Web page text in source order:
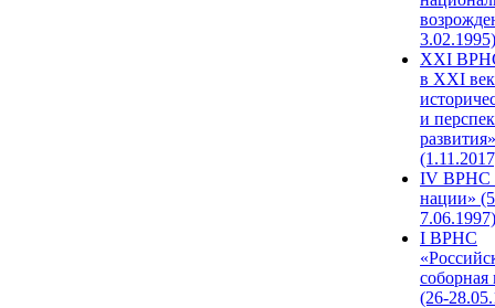
3.02.1995)
XХI
в XXI
и
развития»
IV ВРНС
нации»
7.06.1997)
I ВРНС
(26-